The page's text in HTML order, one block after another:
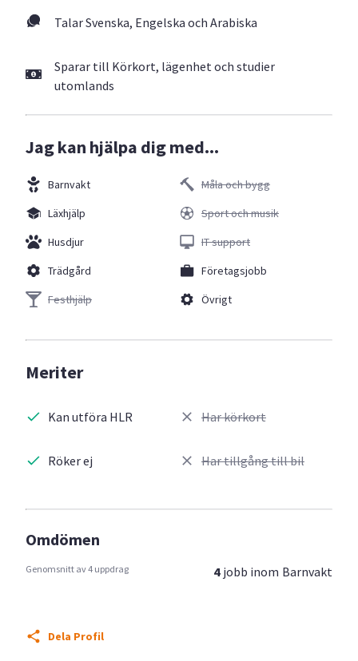
Talar Svenska, Engelska och Arabiska
Sparar till Körkort, lägenhet och studier
utomlands
Jag kan hjälpa dig med...
Barnvakt
Läxhjälp
Husdjur
Trädgård
Festhjälp
Måla och bygg
Sport och musik
IT support
Företagsjobb
Övrigt
Meriter
Kan utföra HLR
Röker ej
Har körkort
Har tillgång till bil
Omdömen
Genomsnitt av 4 uppdrag 4 jobb inom Barnvakt
Dela Profil